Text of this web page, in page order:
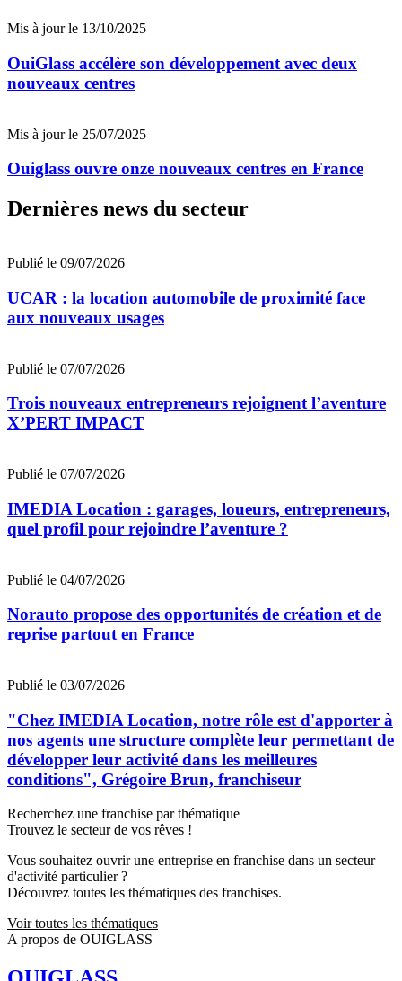
Mis à jour le 13/10/2025
OuiGlass accélère son développement avec deux
nouveaux centres
Mis à jour le 25/07/2025
Ouiglass ouvre onze nouveaux centres en France
Dernières news du secteur
Publié le 09/07/2026
UCAR : la location automobile de proximité face
aux nouveaux usages
Publié le 07/07/2026
Trois nouveaux entrepreneurs rejoignent l’aventure
X’PERT IMPACT
Publié le 07/07/2026
IMEDIA Location : garages, loueurs, entrepreneurs,
quel profil pour rejoindre l’aventure ?
Publié le 04/07/2026
Norauto propose des opportunités de création et de
reprise partout en France
Publié le 03/07/2026
"Chez IMEDIA Location, notre rôle est d'apporter à
nos agents une structure complète leur permettant de
développer leur activité dans les meilleures
conditions", Grégoire Brun, franchiseur
Recherchez une franchise par thématique
Trouvez le secteur de vos rêves !
Vous souhaitez ouvrir une entreprise en franchise dans un secteur
d'activité particulier ?
Découvrez toutes les thématiques des franchises.
Voir toutes les thématiques
A propos de OUIGLASS